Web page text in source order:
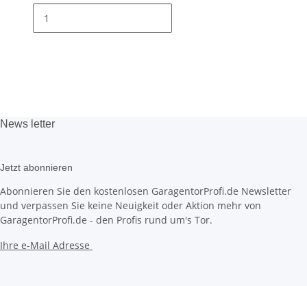
News letter
Jetzt abonnieren
Abonnieren Sie den kostenlosen GaragentorProfi.de Newsletter
und verpassen Sie keine Neuigkeit oder Aktion mehr von
GaragentorProfi.de - den Profis rund um's Tor.
Ihre e-Mail Adresse